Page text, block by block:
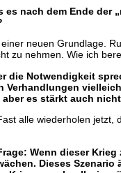
es nach dem Ende der
neuen Grundlage.
zu nehmen. Wie ich
die Notwendigkeit
Verhandlungen
aber es stärkt auch
alle wiederholen jetzt,
Wenn dieser
Dieses